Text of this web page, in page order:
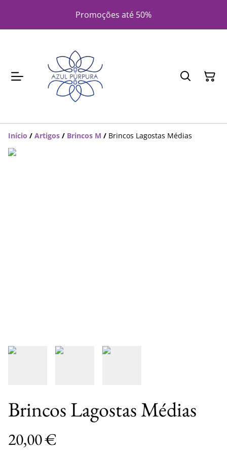
Promoções até 50%
Início / Artigos / Brincos M / Brincos Lagostas Médias
Brincos Lagostas Médias
20,00 €